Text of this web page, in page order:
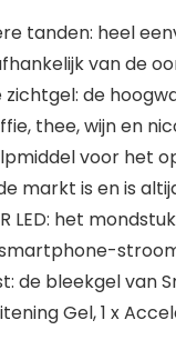
tanden: heel
van de
zichtgel: de
thee, wijn en
voor het
markt is en is
LED: het
de bleekgel van
Gel, 1 x